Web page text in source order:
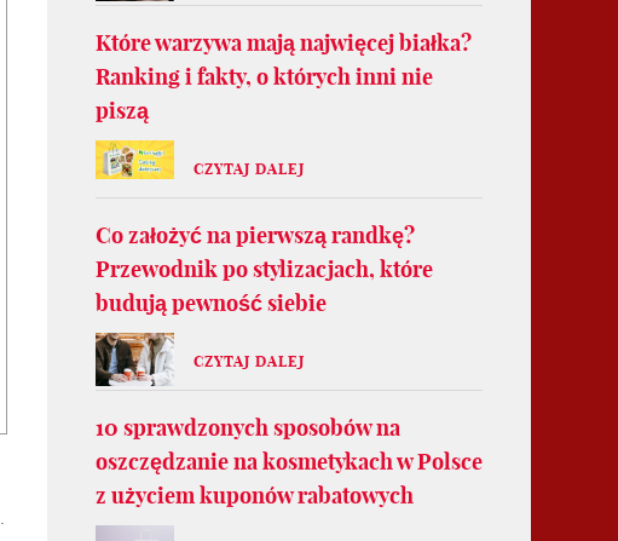
Które warzywa mają najwięcej białka?
Ranking i fakty, o których inni nie
piszą
CZYTAJ DALEJ
Co założyć na pierwszą randkę?
Przewodnik po stylizacjach, które
budują pewność siebie
CZYTAJ DALEJ
10 sprawdzonych sposobów na
oszczędzanie na kosmetykach w Polsce
z użyciem kuponów rabatowych